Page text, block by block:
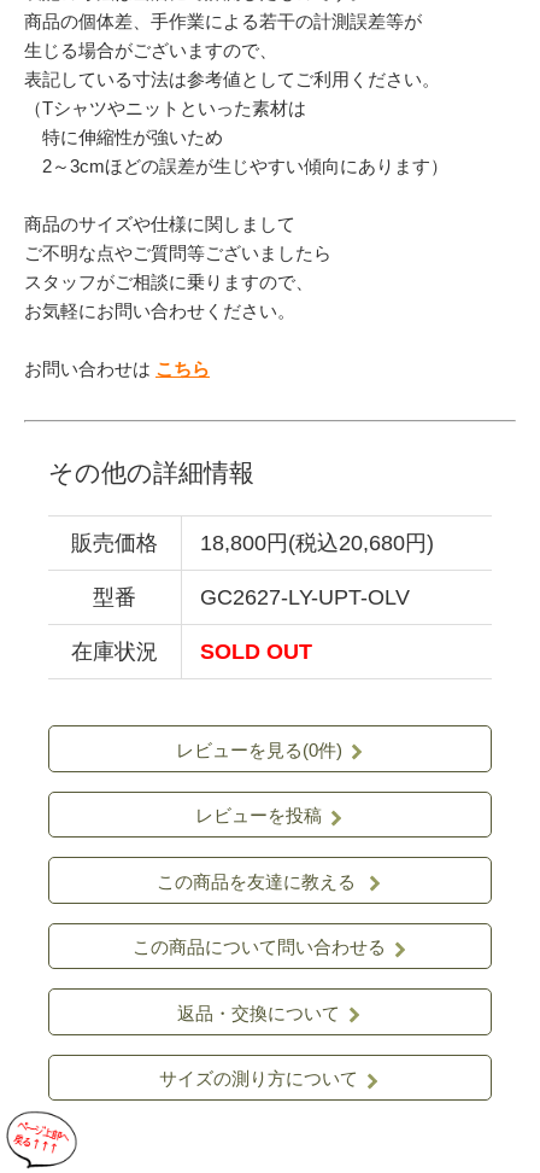
商品の個体差、手作業による若干の計測誤差等が
生じる場合がございますので、
表記している寸法は参考値としてご利用ください。
（Tシャツやニットといった素材は
特に伸縮性が強いため
2～3cmほどの誤差が生じやすい傾向にあります）
商品のサイズや仕様に関しまして
ご不明な点やご質問等ございましたら
スタッフがご相談に乗りますので、
お気軽にお問い合わせください。
お問い合わせは こちら
その他の詳細情報
販売価格 18,800円(税込20,680円)
型番 GC2627-LY-UPT-OLV
在庫状況 SOLD OUT
レビューを見る(0件)
レビューを投稿
この商品を友達に教える
この商品について問い合わせる
返品・交換について
サイズの測り方について